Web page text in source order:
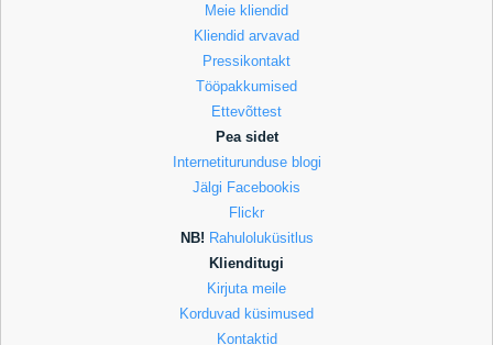
Meie kliendid
Kliendid arvavad
Pressikontakt
Tööpakkumised
Ettevõttest
Pea sidet
Internetiturunduse blogi
Jälgi Facebookis
Flickr
NB! Rahuloluküsitlus
Klienditugi
Kirjuta meile
Korduvad küsimused
Kontaktid